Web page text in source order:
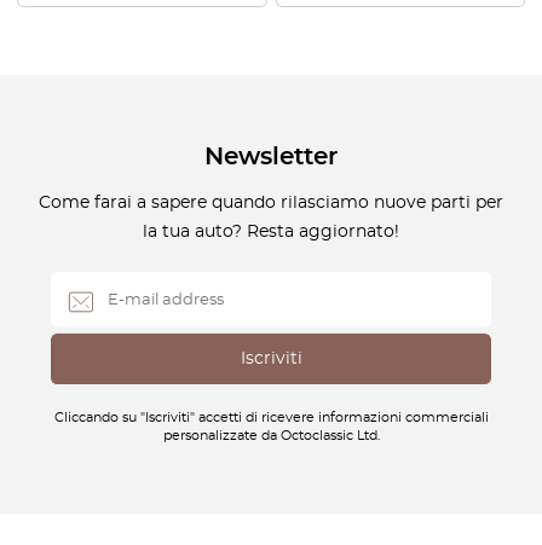
Newsletter
Come farai a sapere quando rilasciamo nuove parti per
la tua auto? Resta aggiornato!
Cliccando su "Iscriviti" accetti di ricevere informazioni commerciali
personalizzate da Octoclassic Ltd.